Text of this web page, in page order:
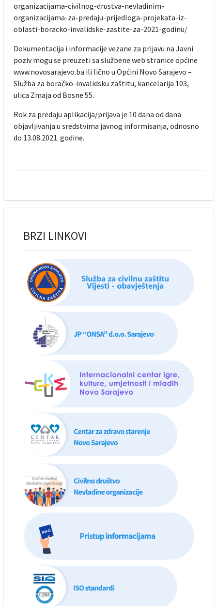
organizacijama-civilnog-drustva-nevladinim-
organizacijama-za-predaju-prijedloga-projekata-iz-
oblasti-boracko-invalidske-zastite-za-2021-godinu/
Dokumentacija i informacije vezane za prijavu na Javni
poziv mogu se preuzeti sa službene web stranice općine
www.novosarajevo.ba ili lično u Općini Novo Sarajevo –
Služba za boračko-invalidsku zaštitu, kancelarija 103,
ulica Zmaja od Bosne 55.
Rok za predaju aplikacija/prijava je 10 dana od dana
objavljivanja u sredstvima javnog informisanja, odnosno
do 13.08.2021. godine.
BRZI LINKOVI